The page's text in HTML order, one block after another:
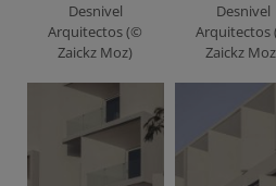
Desnivel
Arquitectos (©
Zaickz Moz)
Desnivel
Arquitectos
Zaickz